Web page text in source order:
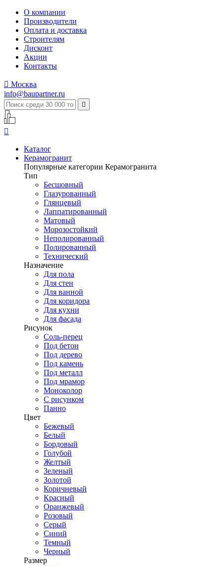
О компании
Производители
Оплата и доставка
Строителям
Дисконт
Акции
Контакты
 Москва
info@baupartner.ru


Каталог
Керамогранит
Популярные категории Керамогранита
Тип
Бесшовный
Глазурованный
Глянцевый
Лаппатированный
Матовый
Морозостойкий
Неполированный
Полированный
Технический
Назначение
Для пола
Для стен
Для ванной
Для коридора
Для кухни
Для фасада
Рисунок
Соль-перец
Под бетон
Под дерево
Под камень
Под металл
Под мрамор
Моноколор
С рисунком
Панно
Цвет
Бежевый
Белый
Бордовый
Голубой
Желтый
Зеленый
Золотой
Коричневый
Красный
Оранжевый
Розовый
Серый
Синий
Темный
Черный
Размер